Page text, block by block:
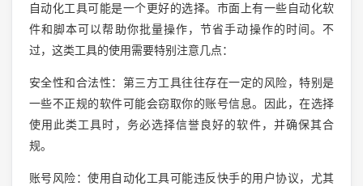
自动化工具可能是一个更好的选择。市面上有一些自动化软
件和脚本可以帮助你批量操作，节省手动操作的时间。不
过，这类工具的使用需要特别注意几点：
安全性和合法性：第三方工具往往存在一定的风险，特别是
一些不正规的软件可能会窃取你的账号信息。因此，在选择
使用此类工具时，务必选择信誉良好的软件，并确保其合
规。
账号风险：使用自动化工具可能违反快手的用户协议，尤其